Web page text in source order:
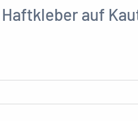
auf